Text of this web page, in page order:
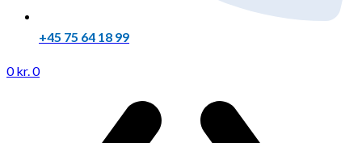
+45 75 64 18 99
0kr.0